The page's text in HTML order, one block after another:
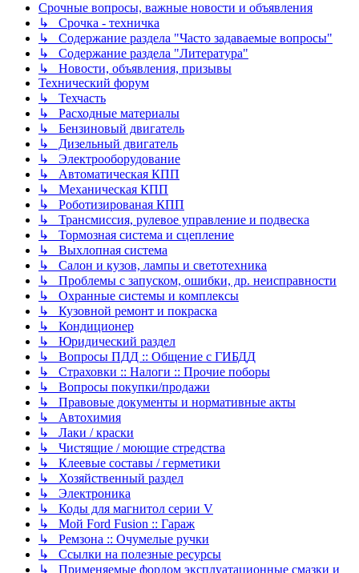
Срочные вопросы, важные новости и объявления
↳ Срочка - техничка
↳ Содержание раздела "Часто задаваемые вопросы"
↳ Содержание раздела "Литература"
↳ Новости, объявления, призывы
Технический форум
↳ Техчасть
↳ Расходные материалы
↳ Бензиновый двигатель
↳ Дизельный двигатель
↳ Электрооборудование
↳ Автоматическая КПП
↳ Механическая КПП
↳ Роботизированая КПП
↳ Трансмиссия, рулевое управление и подвеска
↳ Тормозная система и сцепление
↳ Выхлопная система
↳ Салон и кузов, лампы и светотехника
↳ Проблемы с запуском, ошибки, др. неисправности
↳ Охранные системы и комплексы
↳ Кузовной ремонт и покраска
↳ Кондиционер
↳ Юридический раздел
↳ Вопросы ПДД :: Общение с ГИБДД
↳ Страховки :: Налоги :: Прочие поборы
↳ Вопросы покупки/продажи
↳ Правовые документы и нормативные акты
↳ Автохимия
↳ Лаки / краски
↳ Чистящие / моющие стредства
↳ Клеевые составы / герметики
↳ Хозяйственный раздел
↳ Электроника
↳ Коды для магнитол серии V
↳ Мой Ford Fusion :: Гараж
↳ Ремзона :: Очумелые ручки
↳ Ссылки на полезные ресурсы
↳ Применяемые фордом эксплуатационные смазки и